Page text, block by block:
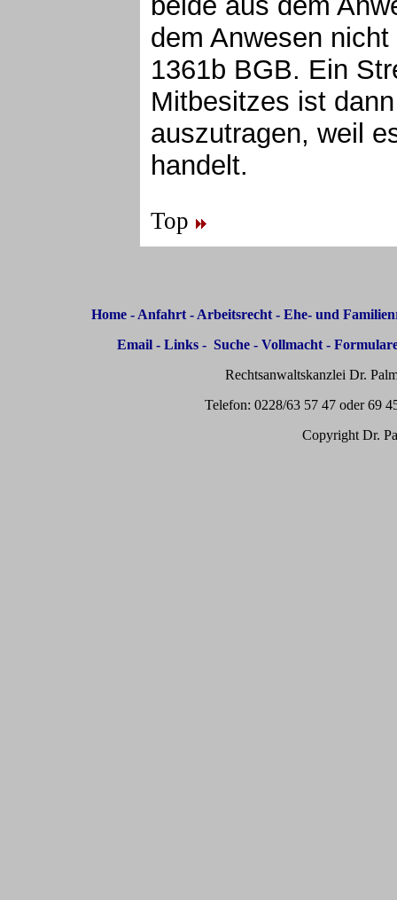
dem Anwesen
1361b BGB. Ein
Mitbesitzes ist
auszutragen, weil
handelt.
Top
Home - Anfahrt - Arbeitsrecht - Ehe- und
Email- Links- Suche- Vollmacht-
Rechtsanwaltskanzlei Dr.
Telefon: 0228/63 57 47 oder 69
Copyright Dr.